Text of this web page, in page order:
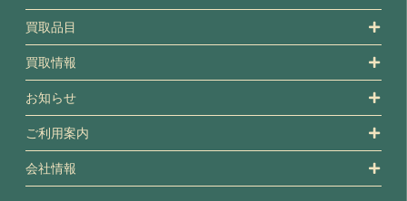
買取品目
買取情報
お知らせ
ご利用案内
会社情報